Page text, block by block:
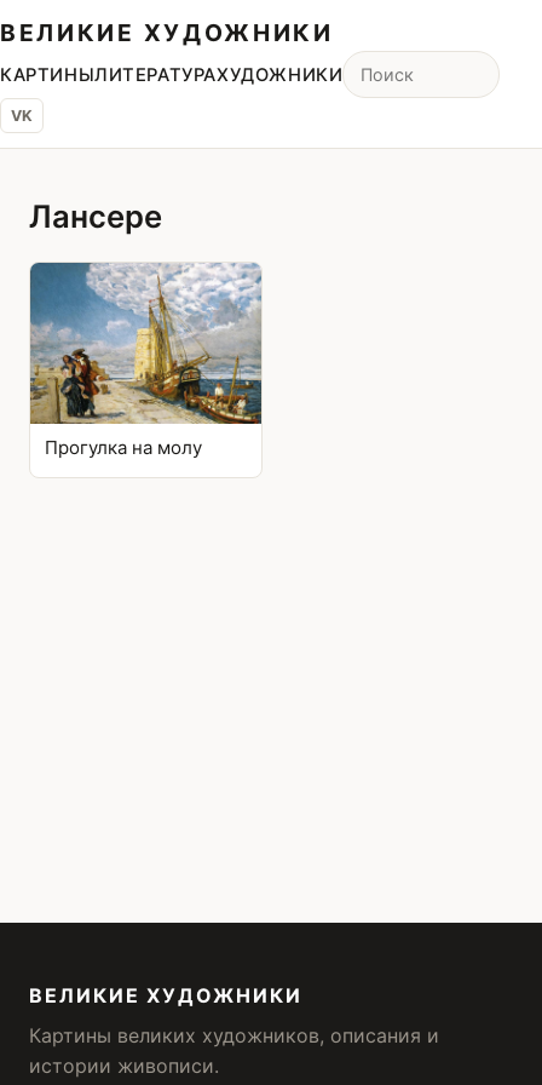
ВЕЛИКИЕ ХУДОЖНИКИ
КАРТИНЫЛИТЕРАТУРАХУДОЖНИКИ
VK
Лансере
Прогулка на молу
ВЕЛИКИЕ ХУДОЖНИКИ
Картины великих художников, описания и
истории живописи.